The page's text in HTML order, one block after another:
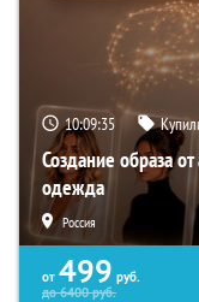
10:09:34
Создание образа
одежда
Россия
от 499 руб.
до6400руб.